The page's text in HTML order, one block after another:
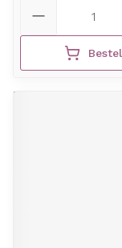
Bestel